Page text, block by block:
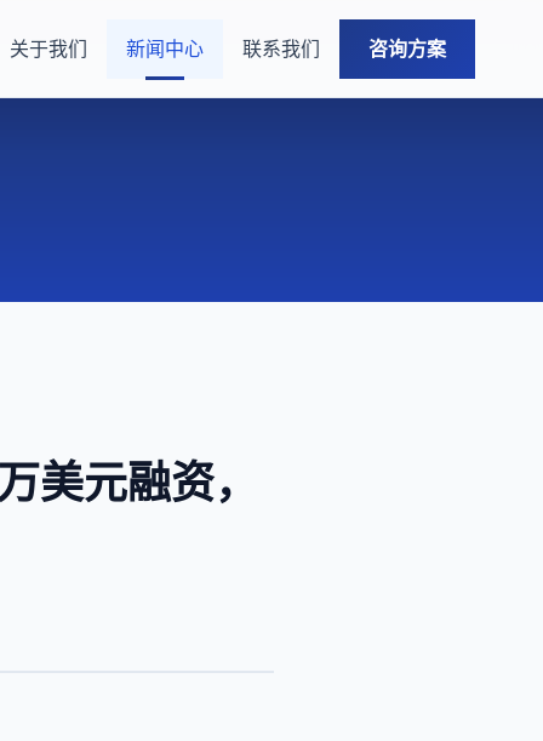
关于我们 新闻中心 联系我们 咨询方案
元融资，